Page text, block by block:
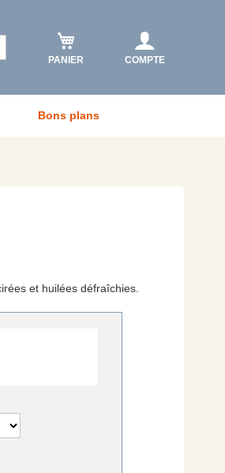
PANIER COMPTE
Bons plans
et huilées défraîchies.